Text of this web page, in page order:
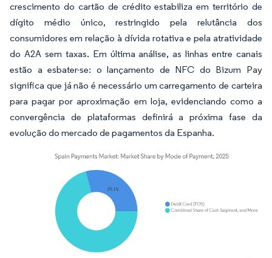
crescimento do cartão de crédito estabiliza em território de
dígito médio único, restringido pela relutância dos
consumidores em relação à dívida rotativa e pela atratividade
do A2A sem taxas. Em última análise, as linhas entre canais
estão a esbater-se: o lançamento de NFC do Bizum Pay
significa que já não é necessário um carregamento de carteira
para pagar por aproximação em loja, evidenciando como a
convergência de plataformas definirá a próxima fase da
evolução do mercado de pagamentos da Espanha.